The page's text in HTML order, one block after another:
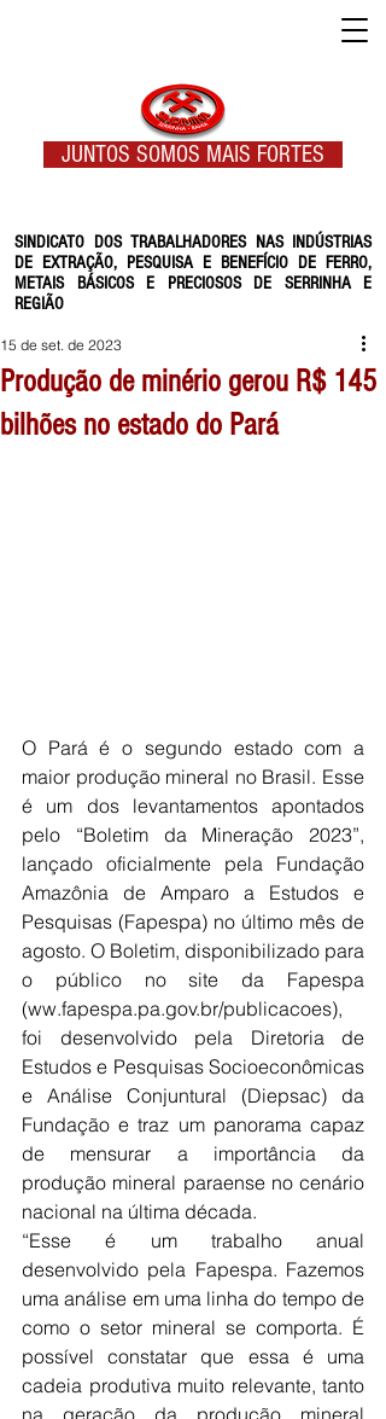
SINDICATO DOS TRABALHADORES NAS INDÚSTRIAS
DE EXTRAÇÃO, PESQUISA E BENEFÍCIO DE FERRO,
METAIS BÁSICOS E PRECIOSOS DE SERRINHA E
REGIÃO
JUNTOS SOMOS MAIS FORTES
Produção de minério gerou R$ 145
bilhões no estado do Pará
15 de set. de 2023
O Pará é o segundo estado com a
maior produção mineral no Brasil. Esse
é um dos levantamentos apontados
pelo “Boletim da Mineração 2023”,
lançado oficialmente pela Fundação
Amazônia de Amparo a Estudos e
Pesquisas (Fapespa) no último mês de
agosto. O Boletim, disponibilizado para
o público no site da Fapespa
(ww.fapespa.pa.gov.br/publicacoes),
foi desenvolvido pela Diretoria de
Estudos e Pesquisas Socioeconômicas
e Análise Conjuntural (Diepsac) da
Fundação e traz um panorama capaz
de mensurar a importância da
produção mineral paraense no cenário
nacional na última década.
“Esse é um trabalho anual
desenvolvido pela Fapespa. Fazemos
uma análise em uma linha do tempo de
como o setor mineral se comporta. É
possível constatar que essa é uma
cadeia produtiva muito relevante, tanto